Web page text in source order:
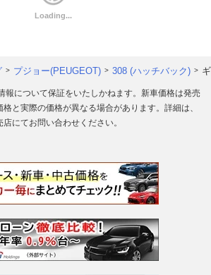
プジョー(PEUGEOT) 308 (ハッチバック)
について保証をいたしかねます。新車価格は発売
と実際の価格が異なる場合があります。詳細は、
にてお問い合わせください。